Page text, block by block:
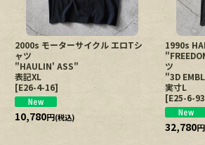
絞り込む
2000s モーターサイクル エロTシ
ャツ
"HAULIN' ASS"
表記XL
[E26-4-16]
10,780円(税込)
1990s
ツ
"3D
実寸L
[E25-6-93
32,780円